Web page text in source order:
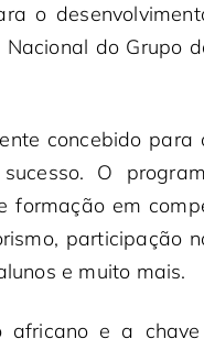
o
do Grupo
concebido para
O
formação em
participação
e muito mais.
africano e a